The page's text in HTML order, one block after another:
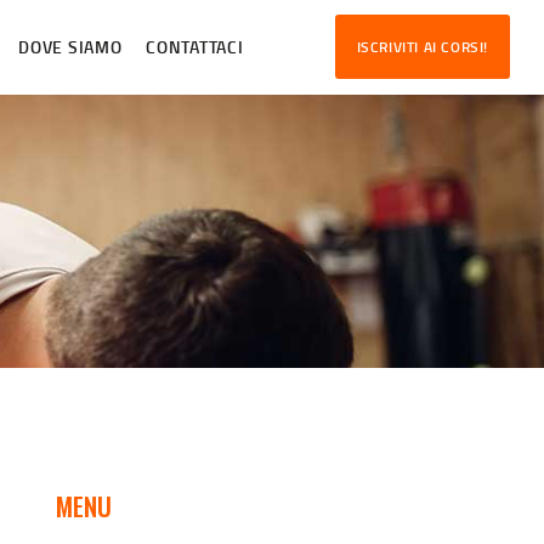
DOVE SIAMO CONTATTACI ISCRIVITI AI CORSI!
MENU